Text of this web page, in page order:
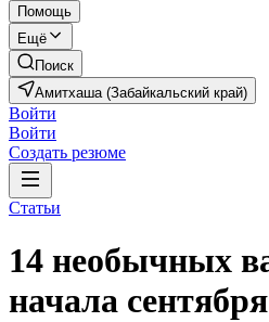
Помощь
Ещё
Поиск
Амитхаша (Забайкальский край)
Войти
Войти
Создать резюме
Статьи
14 необычных
начала сентября